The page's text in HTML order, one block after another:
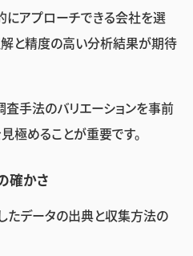
にアプローチできる会社を選
解と精度の高い分析結果が期待
手法のバリエーションを事前
極めることが重要です。
確かさ
たデータの出典と収集方法の